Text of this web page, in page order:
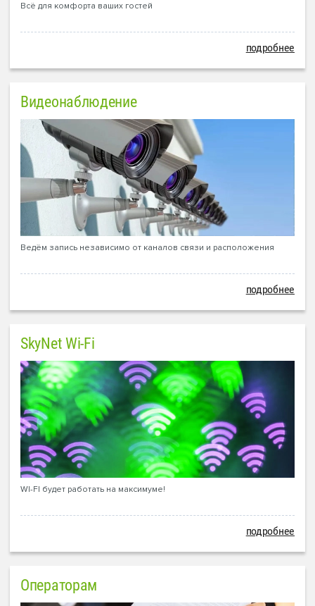
Всё для комфорта ваших гостей
подробнее
Видеонаблюдение
Ведём запись независимо от каналов связи и расположения
подробнее
SkyNet Wi-Fi
WI-FI будет работать на максимуме!
подробнее
Операторам